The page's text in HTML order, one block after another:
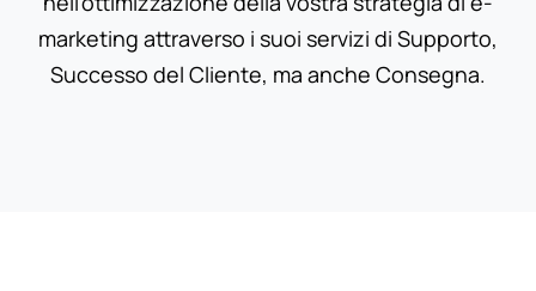
marketing attraverso i suoi servizi di Supporto,
Successo del Cliente, ma anche Consegna.